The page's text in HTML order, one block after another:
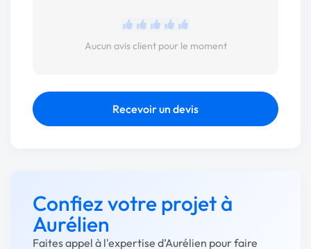
Aucun avis client pour le moment
Recevoir un devis
Confiez votre projet à
Aurélien
Faites appel à l'expertise d’Aurélien pour faire